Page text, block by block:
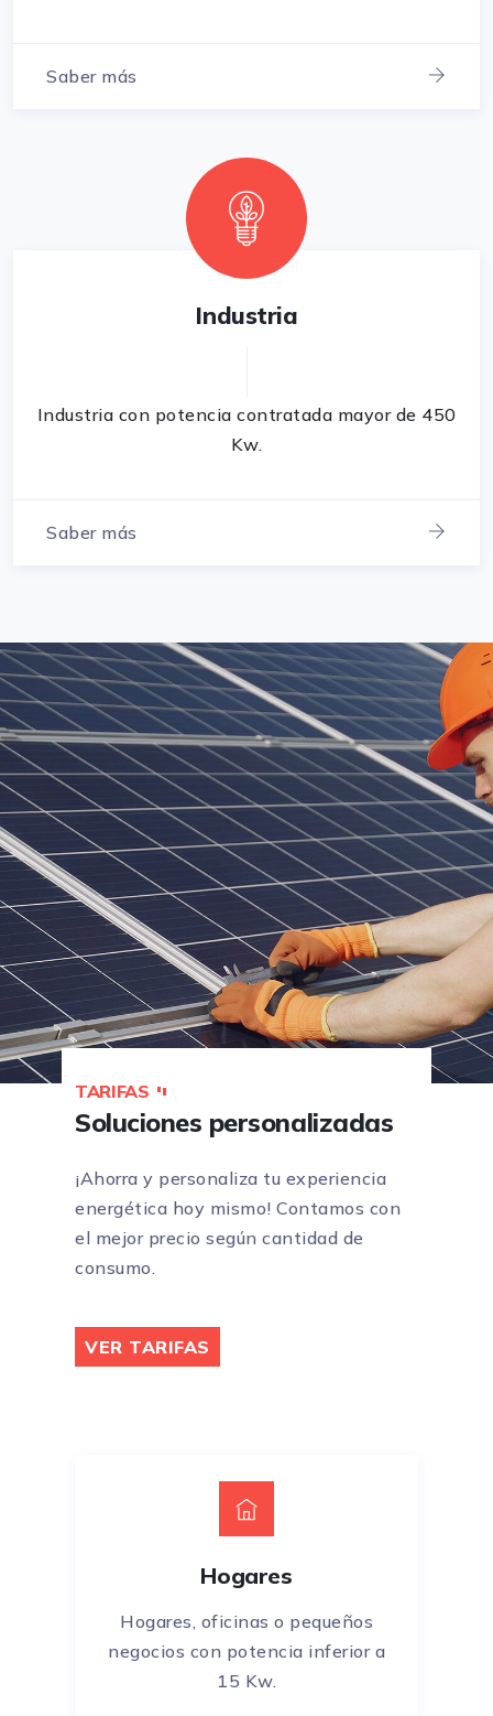
Saber más
Industria
Industria con potencia contratada mayor de 450
Kw.
Saber más
TARIFAS
Soluciones personalizadas
¡Ahorra y personaliza tu experiencia
energética hoy mismo! Contamos con
el mejor precio según cantidad de
consumo.
VER TARIFAS
Hogares
Hogares, oficinas o pequeños
negocios con potencia inferior a
15 Kw.